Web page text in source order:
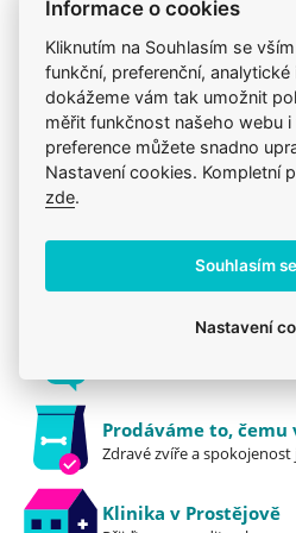
přípravku jedenkrát denně,
krmení. Po zlepšení stavu
3× týdně.
Složení:
Slunečnicový olej,
vitamin E, esenciální oleje
(levandule úzkolistá),
Canarium luzonicum (elemi).
Pouze pro zvířata. Pouze pro
Skladujte v suchu, chraňte
slunečním zářením a
Uchovávejte mimo dosah
nenahrazuje veterinární
Produkt také v těchto
Léčiva, vitamíny a doplňky
Kočky
Dentální péče
Jsme zkušení
Prodáváme to, čemu
Zdravé zvíře a
Klinika v Prostějově
Informace o cookies
Kliknutím na Souhlasím se
funkční, preferenční,
dokážeme vám tak umožnit
měřit funkčnost našeho webu
preference můžete snadno
Nastavení cookies. Kompletní
zde.
Souhlasím
Nastavení